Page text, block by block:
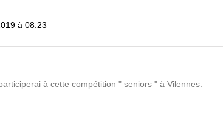
à 08:23
à cette compétition " seniors " à Vilennes.